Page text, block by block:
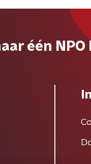
één NPO